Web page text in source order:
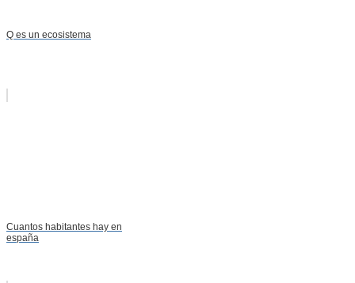
Q es un ecosistema
Cuantos habitantes hay en
españa